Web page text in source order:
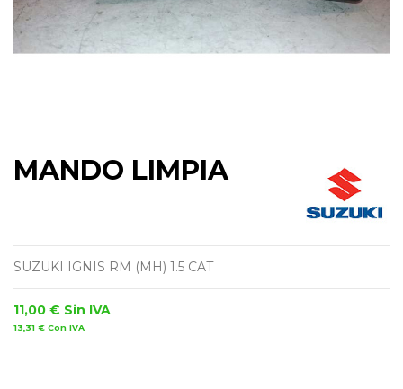
MANDO LIMPIA
SUZUKI IGNIS RM (MH) 1.5 CAT
11,00 € Sin IVA
13,31 € Con IVA